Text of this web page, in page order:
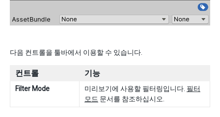
다음 컨트롤을 툴바에서 이용할 수 있습니다.
컨트롤 기능
Filter Mode 미리보기에 사용할 필터링입니다. 필터
모드 문서를 참조하십시오.